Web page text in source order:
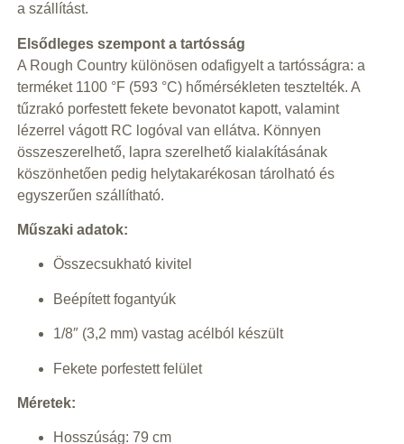
a szállítást.
Elsődleges szempont a tartósság
A Rough Country különösen odafigyelt a tartósságra: a
terméket 1100 °F (593 °C) hőmérsékleten tesztelték. A
tűzrakó porfestett fekete bevonatot kapott, valamint
lézerrel vágott RC logóval van ellátva. Könnyen
összeszerelhető, lapra szerelhető kialakításának
köszönhetően pedig helytakarékosan tárolható és
egyszerűen szállítható.
Műszaki adatok:
Összecsukható kivitel
Beépített fogantyúk
1/8″ (3,2 mm) vastag acélból készült
Fekete porfestett felület
Méretek:
Hosszúság: 79 cm